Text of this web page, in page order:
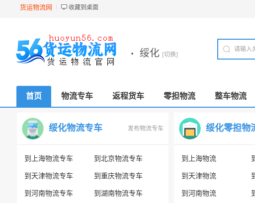
货运物流网 收藏到桌面
· 绥化 [切换]
首页 物流专车 返程货车 零担物流 整车物流
绥化物流专车 发布物流专车
到上海物流专车 到北京物流专车
到天津物流专车 到重庆物流专车
到河南物流专车 到湖南物流专车
绥化零担物
到上海物流
到天津物流
到河南物流